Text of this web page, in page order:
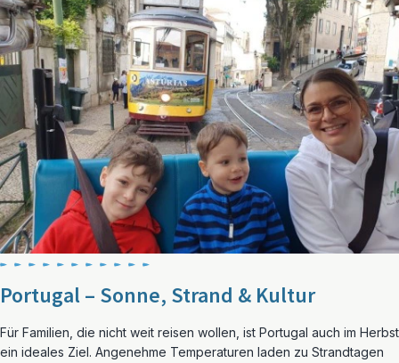
Portugal – Sonne, Strand & Kultur
Für Familien, die nicht weit reisen wollen, ist Portugal auch im Herbst
ein ideales Ziel. Angenehme Temperaturen laden zu Strandtagen